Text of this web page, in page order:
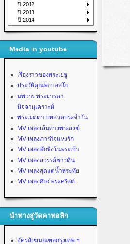
ปี 2012
ปี 2013
ปี 2014
Media in youtube
เรื่องราวของพระเยซู
ประวัติคุณพ่อบอสโก
นพวาร พระมารดา
นิจจานุเคราะห์
พระเมตตา บทสวดประจำวัน
MV เพลงเส้นทางพระสงฆ์
MV เพลงภารกิจแห่งรัก
MV เพลงพักพิงในพระเจ้า
MV เพลงสวรรค์ชาวดิน
MV เพลงสุดแต่น้ำพระทัย
MV เพลงศิษย์พระคริสต์
นำทางสู่วัดคาทอลิก
อัครสังฆมณฑลกรุงเทพ ฯ